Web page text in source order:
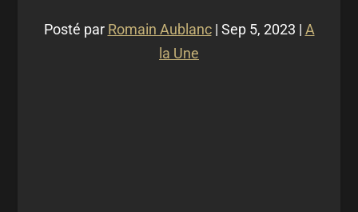
Posté par Romain Aublanc| Sep 5, 2023 | A
la Une